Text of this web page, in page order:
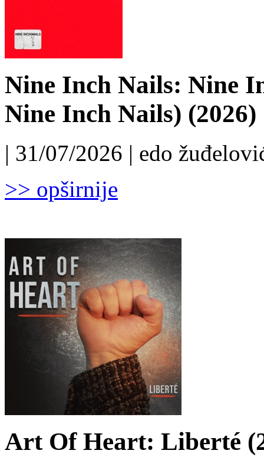
Nine Inch Nails: Nine
Nine Inch Nails) (2026)
| 31/07/2026 | edo
>> opširnije
Art Of Heart: Liberté